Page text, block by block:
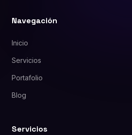
Navegación
Inicio
Servicios
Portafolio
Blog
Servicios